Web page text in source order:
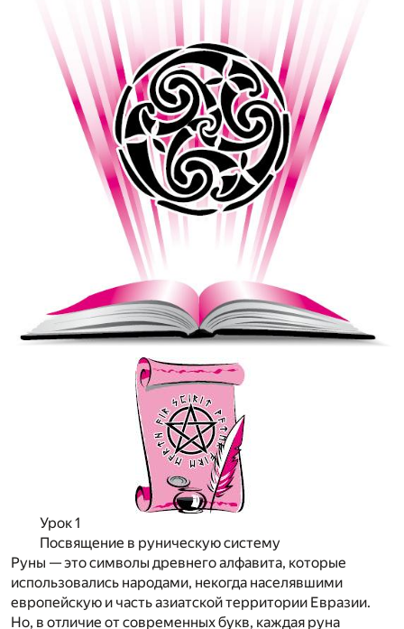
Урок 1
Посвящение в руническую систему
Руны — это символы древнего алфавита, которые
использовались народами, некогда населявшими
европейскую и часть азиатской территории Евразии.
Но, в отличие от современных букв, каждая руна